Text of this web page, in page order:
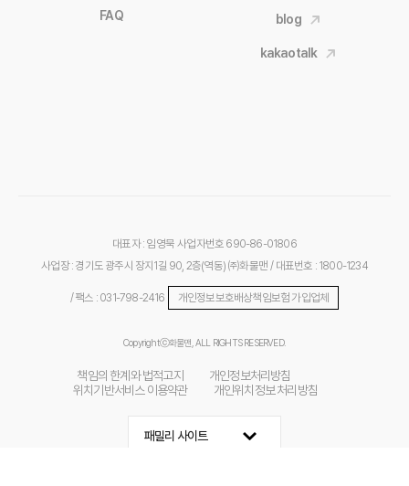
FAQ blog
kakaotalk
대표자 : 임영묵 사업자번호 690-86-01806
사업장 : 경기도 광주시 장지1길 90, 2층(역동) ㈜화물맨 / 대표번호 : 1800-1234
/ 팩스 : 031-798-2416 개인정보보호배상책임보험 가입업체
Copyrightⓒ화물맨, ALL RIGHTS RESERVED.
책임의 한계와 법적고지
개인정보처리방침
위치기반서비스 이용약관
개인위치정보 처리방침